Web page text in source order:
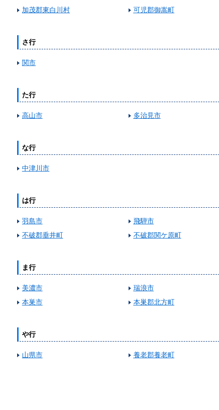
加茂郡東白川村
可児郡御嵩町
さ行
関市
た行
高山市 多治見市
な行
中津川市
は行
羽島市
飛騨市
不破郡垂井町
不破郡関ケ原町
ま行
美濃市
瑞浪市
本巣市
本巣郡北方町
や行
山県市 養老郡養老町